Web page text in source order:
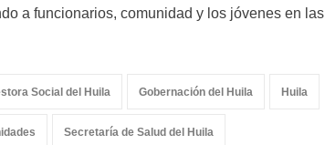
a funcionarios, comunidad y los jóvenes en las
Social del Huila Gobernación del Huila Huila
Secretaría de Salud del Huila